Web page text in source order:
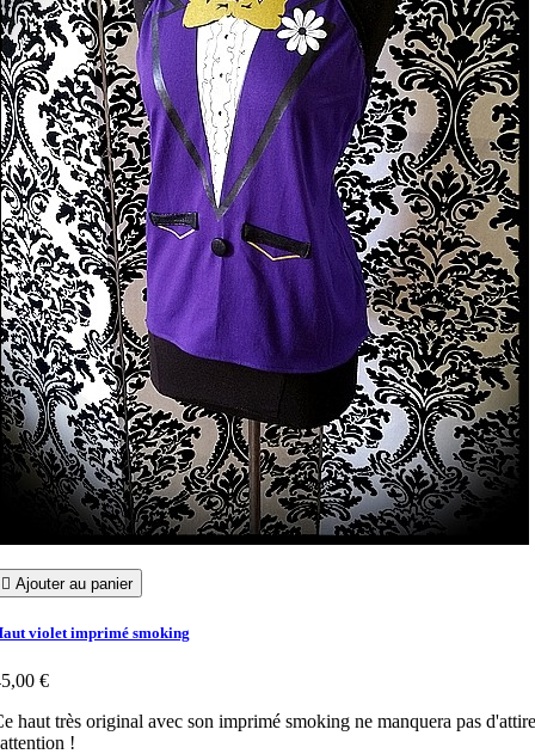
 Ajouter au panier
violet imprimé smoking
€
haut très original avec son imprimé smoking ne manquera pas
!